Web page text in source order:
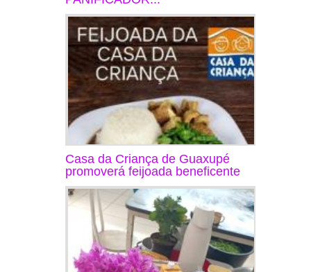
Casa da Criança de Guaxupé
promoverá feijoada beneficente